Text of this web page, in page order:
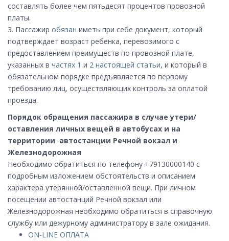
составлять более чем пятьдесят процентов провозной
платы.
3. Пассажир обязан иметь при себе документ, который
подтверждает возраст ребенка, перевозимого с
предоставлением преимуществ по провозной плате,
указанных в частях 1 и 2 настоящей статьи, и который в
обязательном порядке предъявляется по первому
требованию лиц, осуществляющих контроль за оплатой
проезда.
Порядок обращения пассажира в случае утери/
оставления личных вещей в автобусах и на
территории автостанции Речной вокзал и
Железнодорожная
Необходимо обратиться по телефону +79130000140 с
подробным изложением обстоятельств и описанием
характера утерянной/оставленной вещи. При личном
посещении автостанций Речной вокзал или
Железнодорожная необходимо обратиться в справочную
службу или дежурному администратору в зале ожидания.
ON-LINE ОПЛАТА